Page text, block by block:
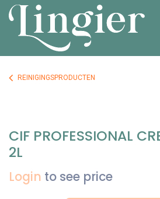
Overslaan naar inhoud
REINIGINGSPRODUCTEN
CIF PROFESSIONAL
2L
Login to see price